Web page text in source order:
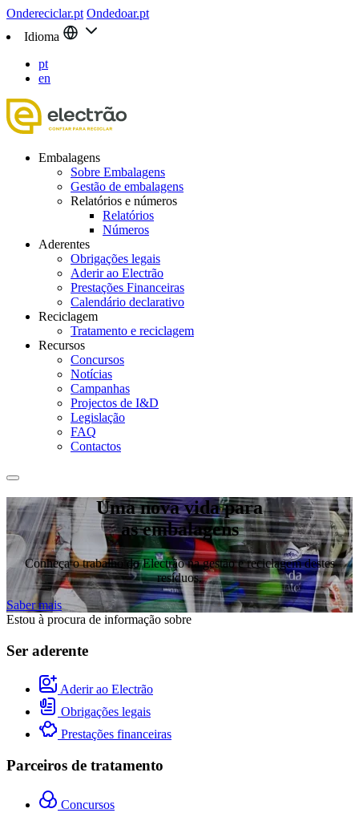
Ondereciclar.pt Ondedoar.pt
Idioma
pt
en
Embalagens
Sobre Embalagens
Gestão de embalagens
Relatórios e números
Relatórios
Números
Aderentes
Obrigações legais
Aderir ao Electrão
Prestações Financeiras
Calendário declarativo
Reciclagem
Tratamento e reciclagem
Recursos
Concursos
Notícias
Campanhas
Projectos de I&D
Legislação
FAQ
Contactos
Uma nova vida para
as embalagens
Conheça o trabalho do Electrão na gestão e reciclagem destes
resíduos.
Saber mais
Estou à procura de informação sobre
Ser aderente
Aderir ao Electrão
Obrigações legais
Prestações financeiras
Parceiros de tratamento
Concursos